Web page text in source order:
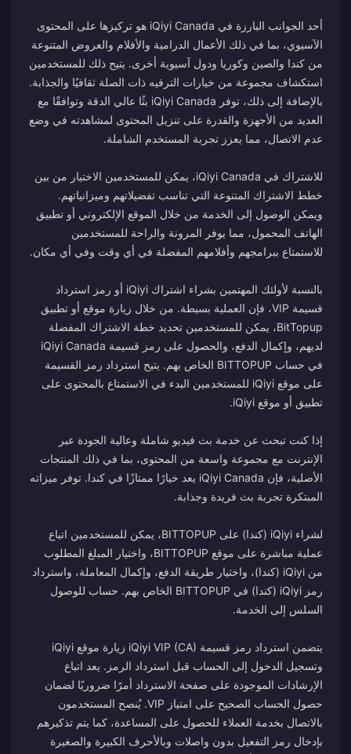
أحد الجوانب البارزة في iQiyi Canada هو تركيزها على المحتوى
الآسيوي، بما في ذلك الأعمال الدرامية والأفلام والعروض المتنوعة
من كندا والصين وكوريا ودول آسيوية أخرى. يتيح ذلك للمستخدمين
استكشاف مجموعة من خيارات الترفيه ذات الصلة ثقافيًا والجذابة.
بالإضافة إلى ذلك، توفر iQiyi Canada بثًا عالي الدقة وتوافقًا مع
العديد من الأجهزة والقدرة على تنزيل المحتوى لمشاهدته في وضع
للاشتراك في iQiyi Canada، يمكن للمستخدمين الاختيار من بين
خطط الاشتراك المتنوعة التي تناسب تفضيلاتهم وميزانياتهم.
ويمكن الوصول إلى الخدمة من خلال الموقع الإلكتروني أو تطبيق
الهاتف المحمول، مما يوفر المرونة والراحة للمستخدمين
بالنسبة لأولئك المهتمين بشراء اشتراك iQiyi أو رمز استرداد
قسيمة VIP، فإن العملية بسيطة. من خلال زيارة موقع أو تطبيق
BitTopup، يمكن للمستخدمين تحديد خطة الاشتراك المفضلة
لديهم، وإكمال الدفع، والحصول على رمز قسيمة iQiyi Canada
في حساب BITTOPUP الخاص بهم. يتيح استرداد رمز القسيمة
على موقع iQiyi للمستخدمين البدء في الاستمتاع بالمحتوى على
إذا كنت تبحث عن خدمة بث فيديو شاملة وعالية الجودة عبر
الإنترنت مع مجموعة واسعة من المحتوى، بما في ذلك المنتجات
الأصلية، فإن iQiyi Canada يعد خيارًا ممتازًا في كندا. توفر ميزاته
لشراء iQiyi (كندا) على BITTOPUP، يمكن للمستخدمين اتباع
عملية مباشرة على موقع BITTOPUP، واختيار المبلغ المطلوب
من iQiyi (كندا)، واختيار طريقة الدفع، وإكمال المعاملة، واسترداد
رمز iQiyi (كندا) في BITTOPUP الخاص بهم. حساب للوصول
يتضمن استرداد رمز قسيمة iQiyi VIP (CA) زيارة موقع iQiyi
وتسجيل الدخول إلى الحساب قبل استرداد الرمز. يعد اتباع
الإرشادات الموجودة على صفحة الاسترداد أمرًا ضروريًا لضمان
حصول الحساب الصحيح على امتياز VIP. يُنصح المستخدمون
بالاتصال بخدمة العملاء للحصول على المساعدة، كما يتم تذكيرهم
بإدخال رمز التفعيل بدون واصلات وبالأحرف الكبيرة والصغيرة